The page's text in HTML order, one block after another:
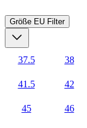
Größe EU Filter
37.5 38
41.5 42
45 46